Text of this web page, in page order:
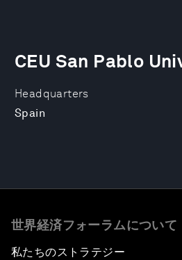
Headquarters
Spain
CEU San Pablo
世界経済フォーラムについて
私たちのストラテジー